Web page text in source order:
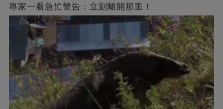
專家一看急忙警告：立刻離開那里！